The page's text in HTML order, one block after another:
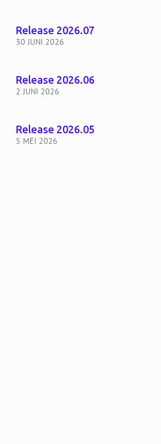
30 JUNI 2026
Release 2026.07
2 JUNI 2026
Release 2026.06
5 MEI 2026
Release 2026.05